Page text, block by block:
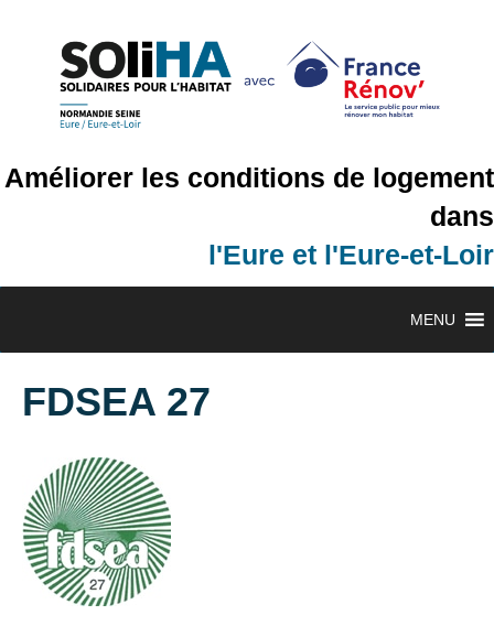
Améliorer les conditions de logement
dans
l'Eure et l'Eure-et-Loir
MENU
FDSEA 27